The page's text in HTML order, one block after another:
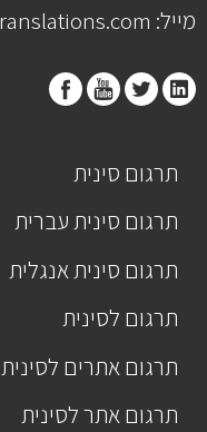
מייל: service@limpid-translations.com
תרגום סינית
תרגום סינית עברית
תרגום סינית אנגלית
תרגום לסינית
תרגום אתרים לסינית
תרגום אתר לסינית